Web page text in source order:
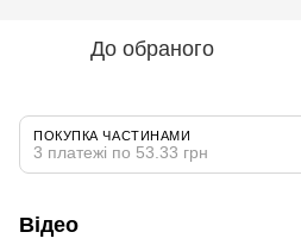
До обраного
ПОКУПКА ЧАСТИНАМИ
3 платежі по 53.33 грн
Відео